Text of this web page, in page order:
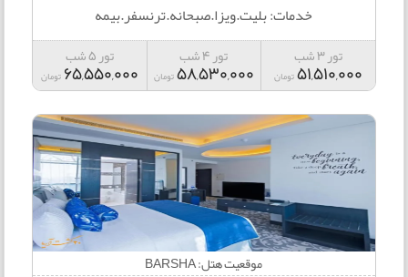
خدمات: بلیت.ویزا.صبحانه.ترنسفر.بیمه
تور 3 شب
51,510,000تومان
تور 4 شب
58,530,000تومان
تور 5 شب
65,550,000 تومان
موقعیت هتل: BARSHA